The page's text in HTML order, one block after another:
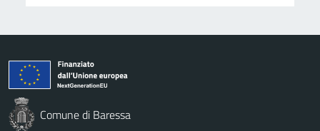
Comune di Baressa